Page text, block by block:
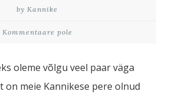
by Kannike
Kommentaare pole
oleme võlgu veel paar väga
on meie Kannikese pere olnud